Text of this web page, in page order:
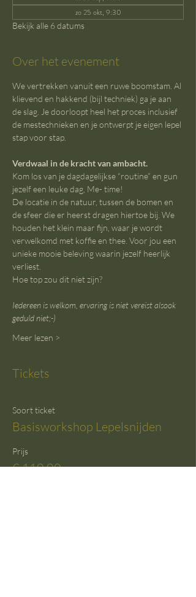
zo 25 okt, 9:30
Bekijk alle 6 datums
Over het evenement
We vertrekken vanuit een ruwe boomstam. Al
klievend en hakkend (bijl techniek) ga je aan
de slag. Je doorloopt heel het proces inclusief
de mestechnieken en je ontwerpt je eigen lepel
stap voor stap.
Verdwaal in de kracht van ambacht.
Kom los van je dagdagelijkse “routine” en gun
jezelf een leuke dag, Me- time!
De locatie in de natuur, tussen de bomen en
de sfeer die er heerst dragen hiertoe bij. We
houden het klein maar fijn, waar je wordt
verwelkomd met koffie en thee. Voor jou een
unieke mooie beleving waarin jezelf heerlijk
verliest.
Hoe top zou dit niet zijn?
Iedereen is welkom, ervaring is niet vereist alsook
geduld niet;-)
Meer lezen >
Tickets
Soort ticket
Basisworkshop Lepelsnijden
Prijs
€ 110,00